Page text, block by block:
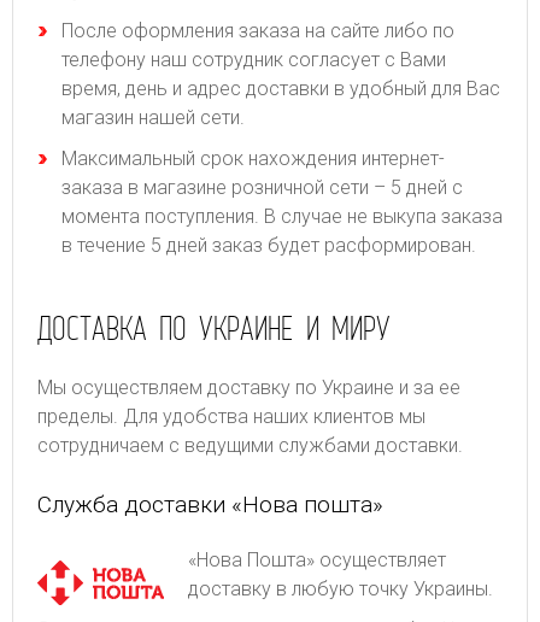
После оформления заказа на сайте либо по
телефону наш сотрудник согласует с Вами
время, день и адрес доставки в удобный для Вас
магазин нашей сети.
Максимальный срок нахождения интернет-
заказа в магазине розничной сети – 5 дней с
момента поступления. В случае не выкупа заказа
в течение 5 дней заказ будет расформирован.
ДОСТАВКА ПО УКРАИНЕ И МИРУ
Мы осуществляем доставку по Украине и за ее
пределы. Для удобства наших клиентов мы
сотрудничаем с ведущими службами доставки.
Служба доставки «Нова пошта»
«Нова Пошта» осуществляет
доставку в любую точку Украины.